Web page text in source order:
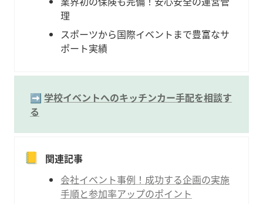
理
スポーツから国際イベントまで豊富なサ
ポート実績
➡️ 学校イベントへのキッチンカー手配を相談す
る
📒
関連記事
会社イベント事例！成功する企画の実施
手順と参加率アップのポイント